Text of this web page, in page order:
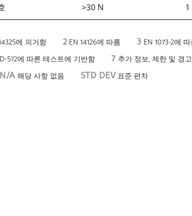
>30 N
에 의거함 2EN 14126에 따름 3 EN 1073-2에 따
572에 따른 테스트에 기반함 7 추가 정보, 제한 및 경
N/A 해당 사항 없음 STD DEV 표준 편차